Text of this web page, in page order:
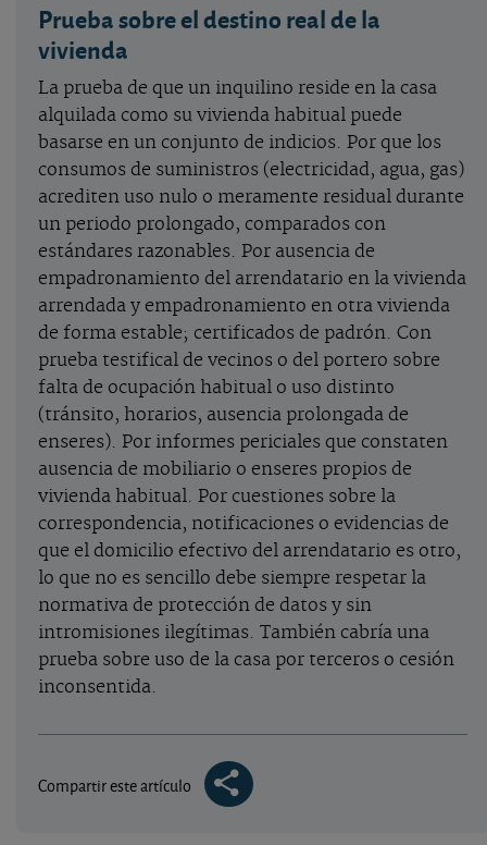
Prueba sobre el destino real de la
vivienda
La prueba de que un inquilino reside en la casa
alquilada como su vivienda habitual puede
basarse en un conjunto de indicios. Por que los
consumos de suministros (electricidad, agua, gas)
acrediten uso nulo o meramente residual durante
un periodo prolongado, comparados con
estándares razonables. Por ausencia de
empadronamiento del arrendatario en la vivienda
arrendada y empadronamiento en otra vivienda
de forma estable; certificados de padrón. Con
prueba testifical de vecinos o del portero sobre
falta de ocupación habitual o uso distinto
(tránsito, horarios, ausencia prolongada de
enseres). Por informes periciales que constaten
ausencia de mobiliario o enseres propios de
vivienda habitual. Por cuestiones sobre la
correspondencia, notificaciones o evidencias de
que el domicilio efectivo del arrendatario es otro,
lo que no es sencillo debe siempre respetar la
normativa de protección de datos y sin
intromisiones ilegítimas. También cabría una
prueba sobre uso de la casa por terceros o cesión
inconsentida.
Compartir este artículo